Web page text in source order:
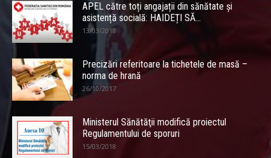
APEL către toți angajații din sănătate și
asistență socială: HAIDEȚI SĂ...
13/03/2018
Precizări referitoare la tichetele de masă –
norma de hrană
26/10/2017
Ministerul Sănătăţii modifică proiectul
Regulamentului de sporuri
15/03/2018